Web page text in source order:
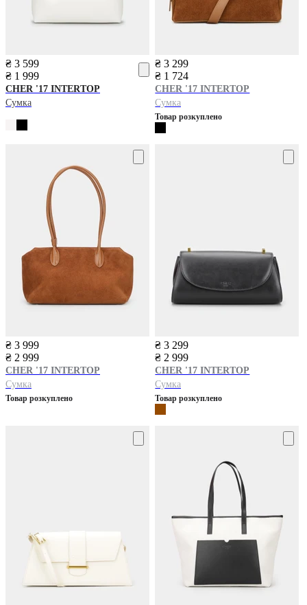
₴ 3 599
₴ 1 999
CHER '17 INTERTOP
Сумка
₴ 3 299
₴ 1 724
CHER '17 INTERTOP
Сумка
Товар розкуплено
₴ 3 999
₴ 2 999
CHER '17 INTERTOP
Сумка
Товар розкуплено
₴ 3 299
₴ 2 999
CHER '17 INTERTOP
Сумка
Товар розкуплено